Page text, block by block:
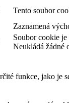
Tento soubor
Zaznamená
Soubor cookie
Neukládá žádné
funkce, jako je